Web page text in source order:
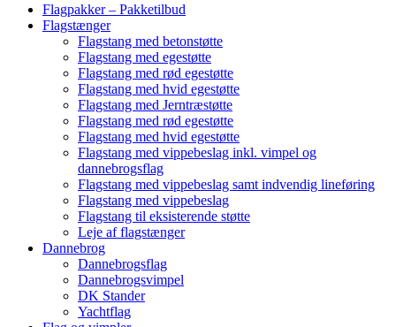
Flagpakker – Pakketilbud
Flagstænger
Flagstang med betonstøtte
Flagstang med egestøtte
Flagstang med rød egestøtte
Flagstang med hvid egestøtte
Flagstang med Jerntræstøtte
Flagstang med rød egestøtte
Flagstang med hvid egestøtte
Flagstang med vippebeslag inkl. vimpel og
dannebrogsflag
Flagstang med vippebeslag samt indvendig lineføring
Flagstang med vippebeslag
Flagstang til eksisterende støtte
Leje af flagstænger
Dannebrog
Dannebrogsflag
Dannebrogsvimpel
DK Stander
Yachtflag